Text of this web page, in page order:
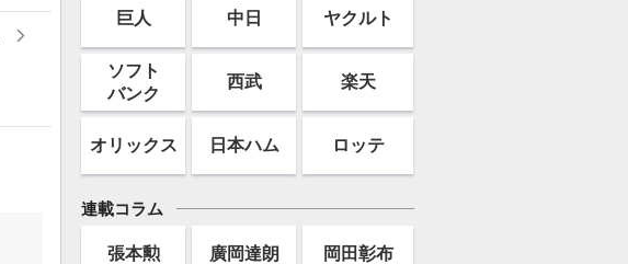
巨人 中日 ヤクルト
ソフト
バンク
西武 楽天
オリックス 日本ハム ロッテ
連載コラム
張本勲 廣岡達朗 岡田彰布